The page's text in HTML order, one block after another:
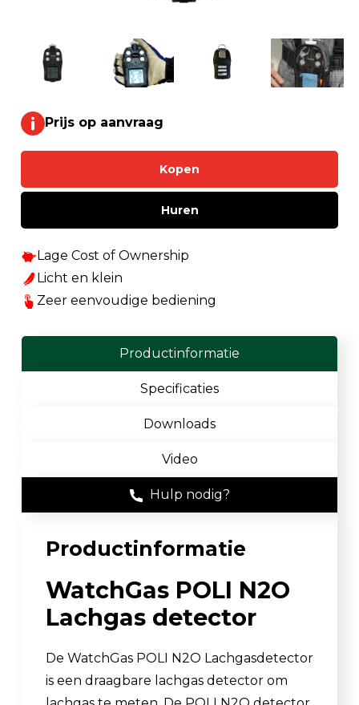
Prijs op aanvraag
Huren
Kopen
Lage Cost of Ownership
Licht en klein
Zeer eenvoudige bediening
Productinformatie
Specificaties
Downloads
Video
Hulp nodig?
Productinformatie
WatchGas POLI N2O
Lachgas detector
De WatchGas POLI N2O Lachgasdetector
is een draagbare lachgas detector om